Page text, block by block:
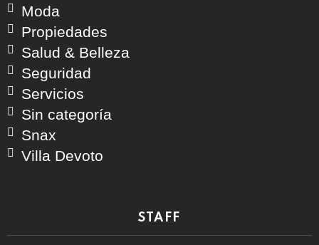
Moda
Propiedades
Salud & Belleza
Seguridad
Servicios
Sin categoría
Snax
Villa Devoto
STAFF